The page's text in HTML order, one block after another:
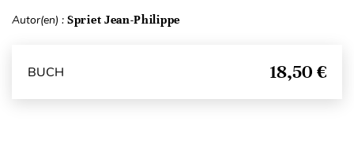
Autor(en) : Spriet Jean-Philippe
BUCH 18,50 €